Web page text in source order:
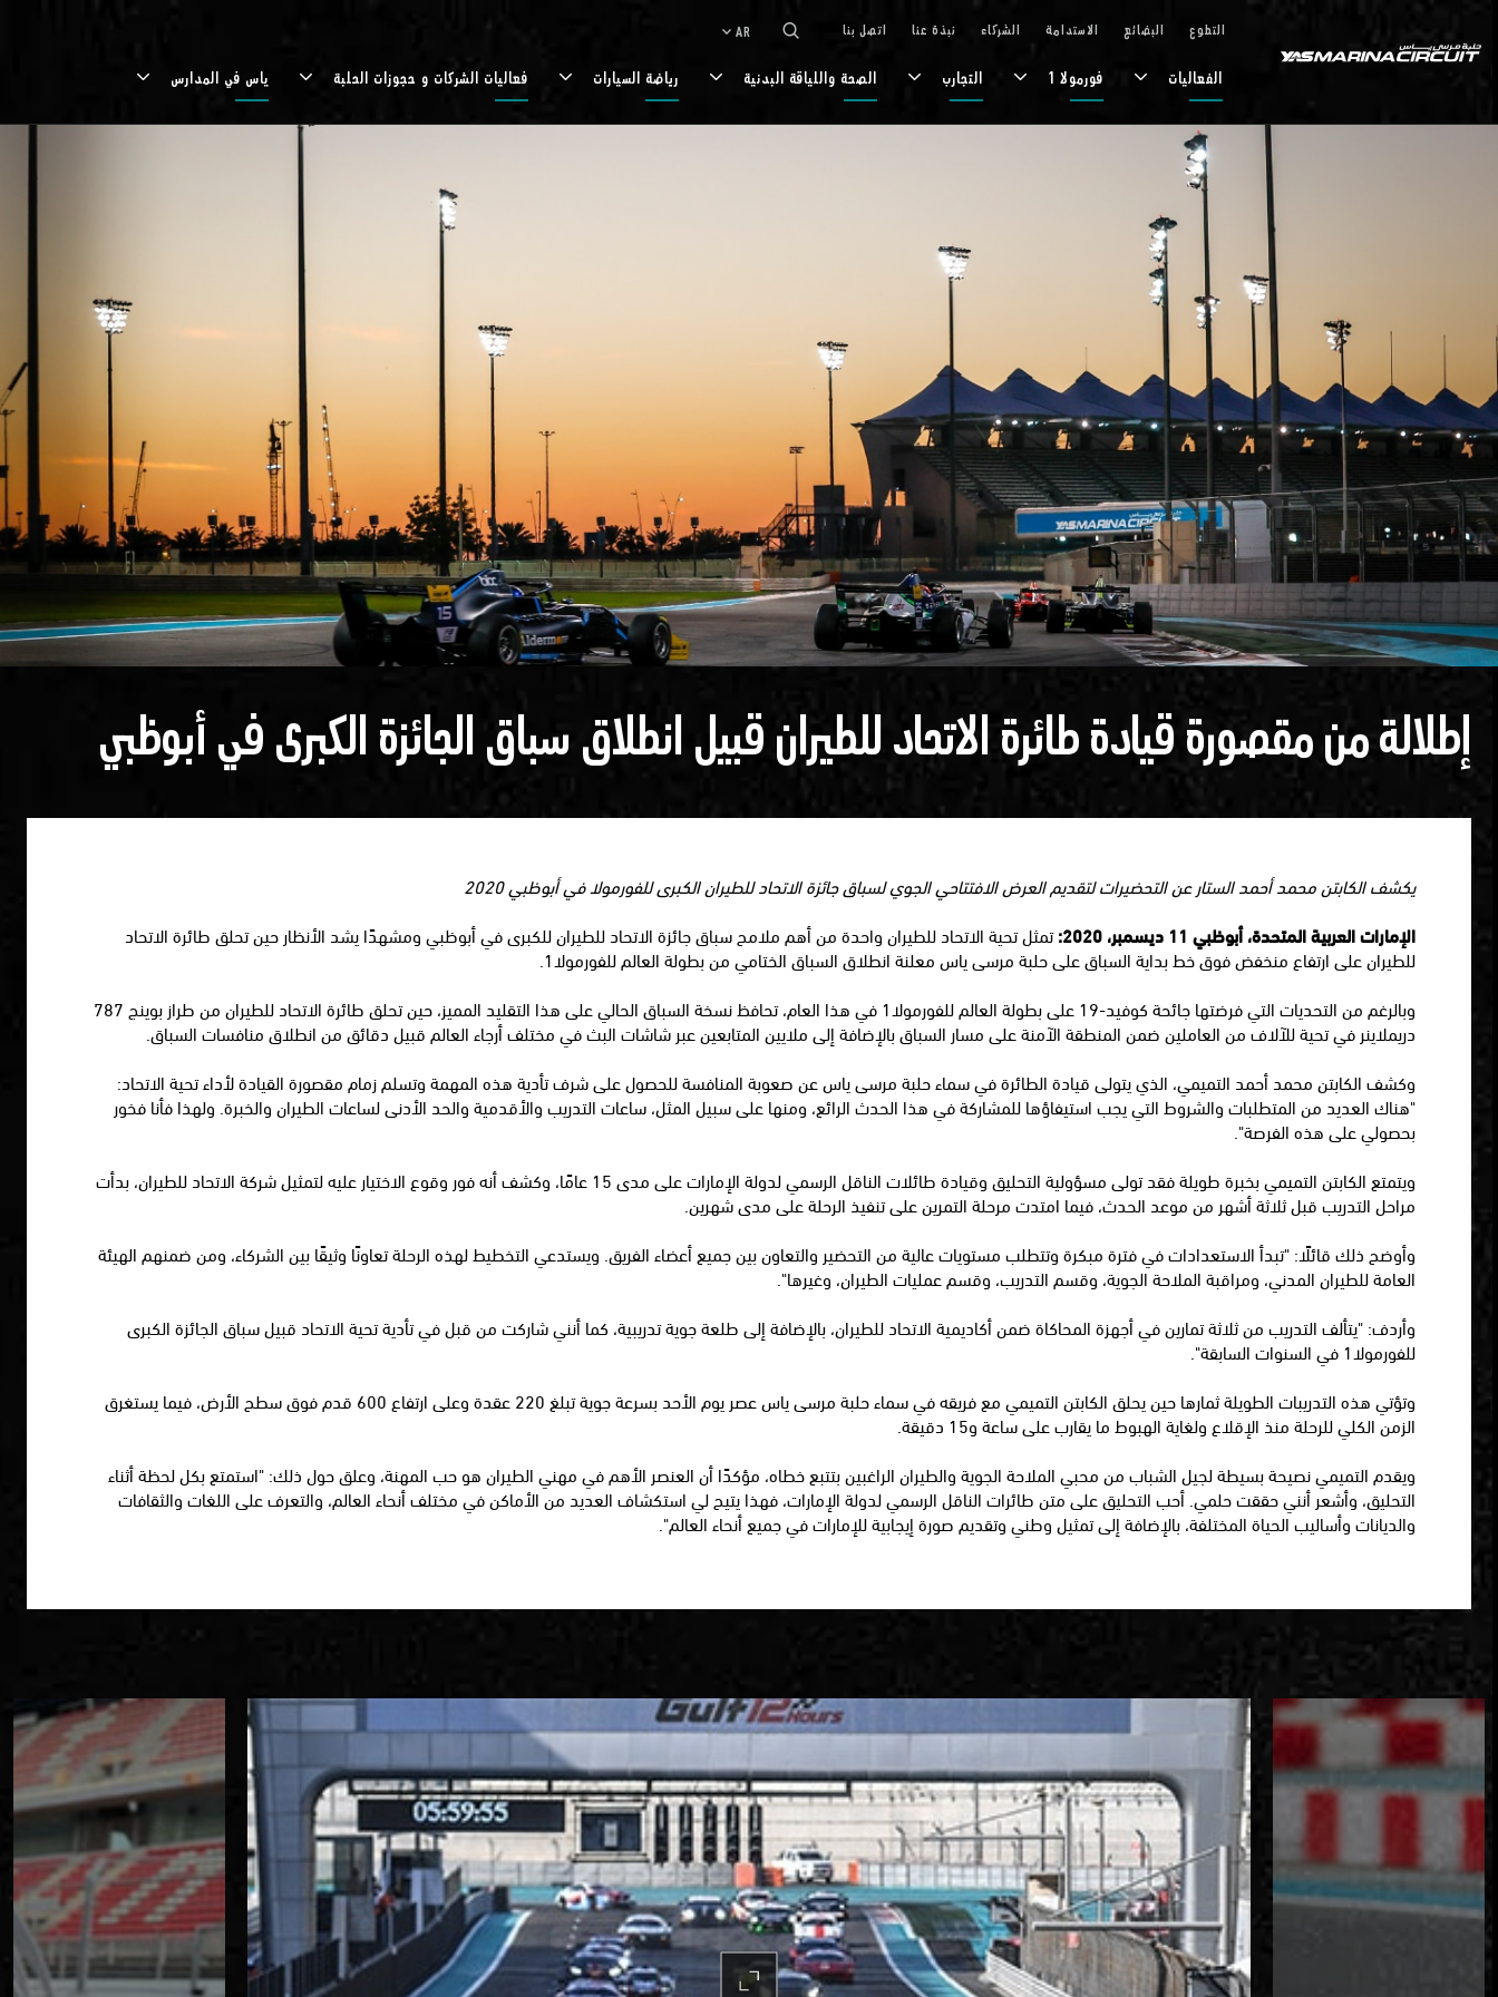
التطوع البضائع الاستدامة الشركاء نبذة عنا اتصل بنا AR
keyboard_arrow_down
الفعاليات فورمولا 1 التجارب الصحة واللياقة البدنية رياضة السيارات فعاليات الشركات و حجوزات الحلبة ياس في المدارس
إطلالة من مقصورة قيادة طائرة الاتحاد للطيران قبيل انطلاق سباق الجائزة الكبرى في أبوظبي
يكشف الكابتن محمد أحمد الستار عن التحضيرات لتقديم العرض الافتتاحي الجوي لسباق جائزة الاتحاد للطيران الكبرى للفورمولا في أبوظبي 2020
الإمارات العربية المتحدة، أبوظبي 11 ديسمبر، 2020:
تمثل تحية الاتحاد للطيران واحدة من أهم ملامح سباق جائزة الاتحاد للطيران للكبرى في أبوظبي ومشهدًا يشد الأنظار حين تحلق طائرة الاتحاد
للطيران على ارتفاع منخفض فوق خط بداية السباق على حلبة مرسى ياس معلنة انطلاق السباق الختامي من بطولة العالم للفورمولا1.
وبالرغم من التحديات التي فرضتها جائحة كوفيد-19 على بطولة العالم للفورمولا1 في هذا العام، تحافظ نسخة السباق الحالي على هذا التقليد المميز، حين تحلق طائرة الاتحاد للطيران من طراز بوينج 787
دريملاينر في تحية للآلاف من العاملين ضمن المنطقة الآمنة على مسار السباق بالإضافة إلى ملايين المتابعين عبر شاشات البث في مختلف أرجاء العالم قبيل دقائق من انطلاق منافسات السباق.
وكشف الكابتن محمد أحمد التميمي، الذي يتولى قيادة الطائرة في سماء حلبة مرسى ياس عن صعوبة المنافسة للحصول على شرف تأدية هذه المهمة وتسلم زمام مقصورة القيادة لأداء تحية الاتحاد:
"هناك العديد من المتطلبات والشروط التي يجب استيفاؤها للمشاركة في هذا الحدث الرائع، ومنها على سبيل المثل، ساعات التدريب والأقدمية والحد الأدنى لساعات الطيران والخبرة. ولهذا فأنا فخور
بحصولي على هذه الفرصة".
ويتمتع الكابتن التميمي بخبرة طويلة فقد تولى مسؤولية التحليق وقيادة طائلات الناقل الرسمي لدولة الإمارات على مدى 15 عامًا، وكشف أنه فور وقوع الاختيار عليه لتمثيل شركة الاتحاد للطيران، بدأت
مراحل التدريب قبل ثلاثة أشهر من موعد الحدث، فيما امتدت مرحلة التمرين على تنفيذ الرحلة على مدى شهرين.
وأوضح ذلك قائلًا: "تبدأ الاستعدادات في فترة مبكرة وتتطلب مستويات عالية من التحضير والتعاون بين جميع أعضاء الفريق. ويستدعي التخطيط لهذه الرحلة تعاونًا وثيقًا بين الشركاء، ومن ضمنهم الهيئة
العامة للطيران المدني، ومراقبة الملاحة الجوية، وقسم التدريب، وقسم عمليات الطيران، وغيرها".
وأردف: "يتألف التدريب من ثلاثة تمارين في أجهزة المحاكاة ضمن أكاديمية الاتحاد للطيران، بالإضافة إلى طلعة جوية تدريبية، كما أنني شاركت من قبل في تأدية تحية الاتحاد قبيل سباق الجائزة الكبرى
للفورمولا1 في السنوات السابقة".
وتؤتي هذه التدريبات الطويلة ثمارها حين يحلق الكابتن التميمي مع فريقه في سماء حلبة مرسى ياس عصر يوم الأحد بسرعة جوية تبلغ 220 عقدة وعلى ارتفاع 600 قدم فوق سطح الأرض، فيما يستغرق
الزمن الكلي للرحلة منذ الإقلاع ولغاية الهبوط ما يقارب على ساعة و15 دقيقة.
ويقدم التميمي نصيحة بسيطة لجيل الشباب من محبي الملاحة الجوية والطيران الراغبين بتتبع خطاه، مؤكدًا أن العنصر الأهم في مهني الطيران هو حب المهنة، وعلق حول ذلك: "استمتع بكل لحظة أثناء
التحليق، وأشعر أنني حققت حلمي. أحب التحليق على متن طائرات الناقل الرسمي لدولة الإمارات، فهذا يتيح لي استكشاف العديد من الأماكن في مختلف أنحاء العالم، والتعرف على اللغات والثقافات
والديانات وأساليب الحياة المختلفة، بالإضافة إلى تمثيل وطني وتقديم صورة إيجابية للإمارات في جميع أنحاء العالم".